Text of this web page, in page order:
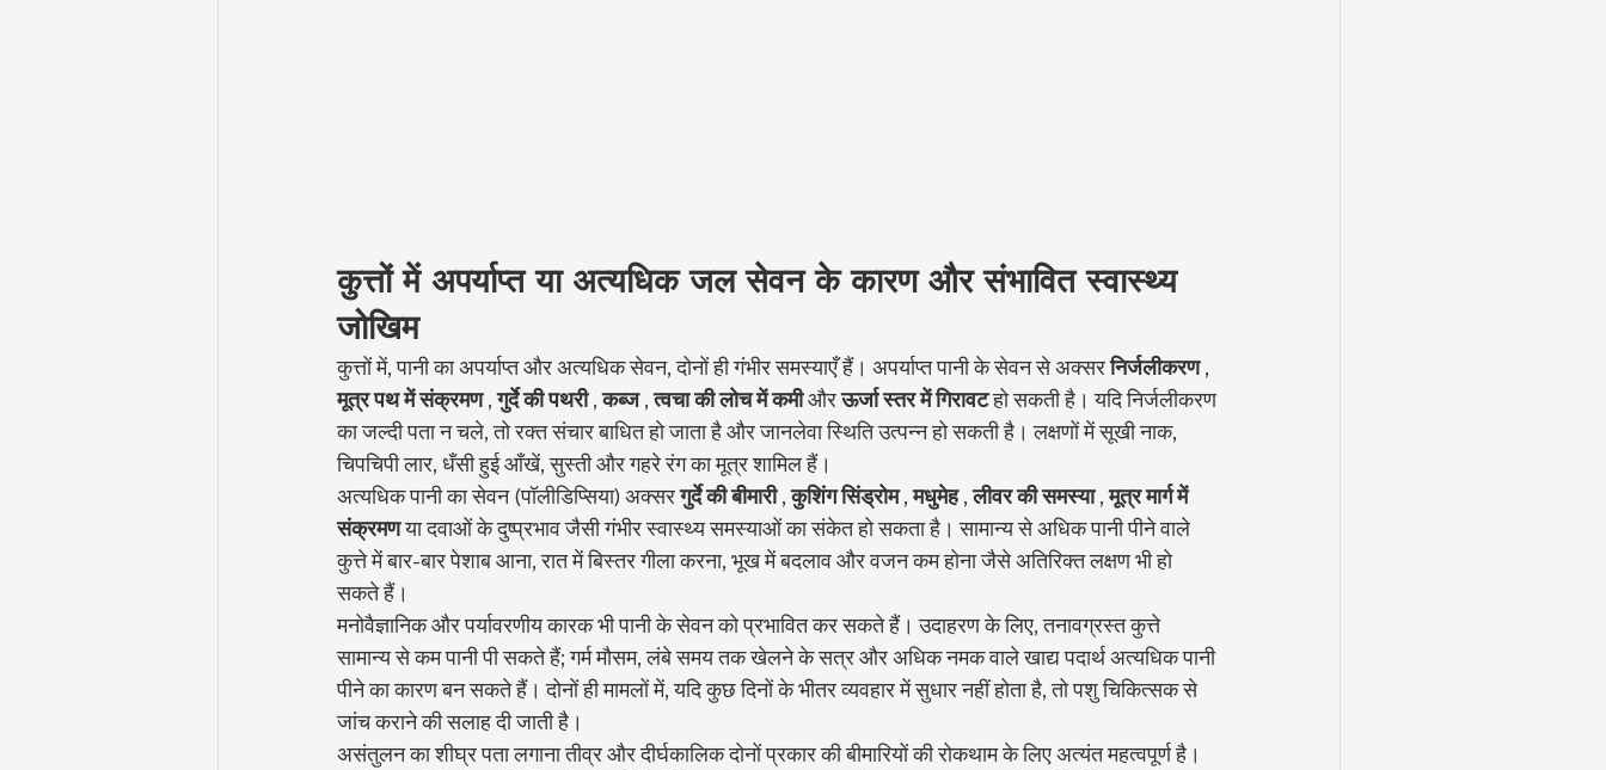
कुत्तों में अपर्याप्त या अत्यधिक जल सेवन के कारण और संभावित स्वास्थ्य
जोखिम
कुत्तों में, पानी का अपर्याप्त और अत्यधिक सेवन, दोनों ही गंभीर समस्याएँ हैं। अपर्याप्त पानी के सेवन से अक्सर निर्जलीकरण ,
मूत्र पथ में संक्रमण , गुर्दे की पथरी , कब्ज , त्वचा की लोच में कमी और ऊर्जा स्तर में गिरावट हो सकती है। यदि निर्जलीकरण
का जल्दी पता न चले, तो रक्त संचार बाधित हो जाता है और जानलेवा स्थिति उत्पन्न हो सकती है। लक्षणों में सूखी नाक,
चिपचिपी लार, धँसी हुई आँखें, सुस्ती और गहरे रंग का मूत्र शामिल हैं।
अत्यधिक पानी का सेवन (पॉलीडिप्सिया) अक्सर गुर्दे की बीमारी , कुशिंग सिंड्रोम , मधुमेह , लीवर की समस्या , मूत्र मार्ग में
संक्रमण या दवाओं के दुष्प्रभाव जैसी गंभीर स्वास्थ्य समस्याओं का संकेत हो सकता है। सामान्य से अधिक पानी पीने वाले
कुत्ते में बार-बार पेशाब आना, रात में बिस्तर गीला करना, भूख में बदलाव और वजन कम होना जैसे अतिरिक्त लक्षण भी हो
सकते हैं।
मनोवैज्ञानिक और पर्यावरणीय कारक भी पानी के सेवन को प्रभावित कर सकते हैं। उदाहरण के लिए, तनावग्रस्त कुत्ते
सामान्य से कम पानी पी सकते हैं; गर्म मौसम, लंबे समय तक खेलने के सत्र और अधिक नमक वाले खाद्य पदार्थ अत्यधिक पानी
पीने का कारण बन सकते हैं। दोनों ही मामलों में, यदि कुछ दिनों के भीतर व्यवहार में सुधार नहीं होता है, तो पशु चिकित्सक से
जांच कराने की सलाह दी जाती है।
असंतुलन का शीघ्र पता लगाना तीव्र और दीर्घकालिक दोनों प्रकार की बीमारियों की रोकथाम के लिए अत्यंत महत्वपूर्ण है।